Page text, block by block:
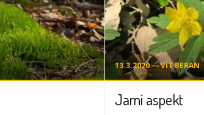
13.3.2020 ― VÍT BERAN
Jarní aspekt